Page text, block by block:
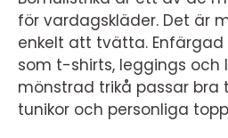
för vardagskläder. Det är
enkelt att tvätta.
som t-shirts, leggings och
mönstrad trikå passar bra
tunikor och personliga